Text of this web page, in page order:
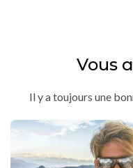
Vous
Il y a toujours une